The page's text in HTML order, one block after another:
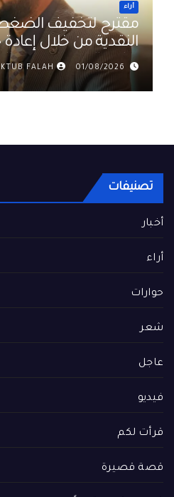
أراء
مقترح لتخفيف
النقدية من خلال
حميد
01/08/2026
FALAH
تصنيفات
أخبار
أراء
حوارات
شعر
عاجل
فيديو
قرأت لكم
قصة قصيرة